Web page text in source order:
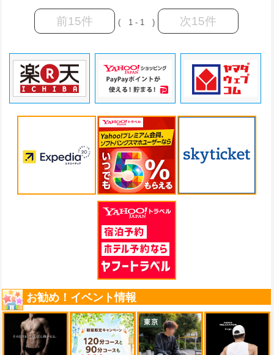
前15件 ( 1 - 1 ) 次15件
お勧め！イベント情報